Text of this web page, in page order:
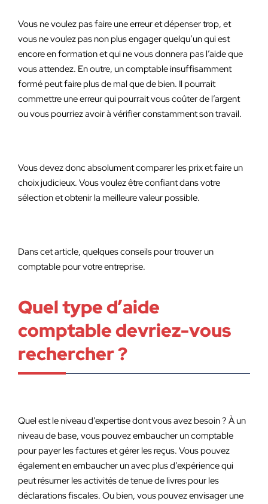
Vous ne voulez pas faire une erreur et dépenser trop, et
vous ne voulez pas non plus engager quelqu’un qui est
encore en formation et qui ne vous donnera pas l’aide que
vous attendez. En outre, un comptable insuffisamment
formé peut faire plus de mal que de bien. Il pourrait
commettre une erreur qui pourrait vous coûter de l’argent
ou vous pourriez avoir à vérifier constamment son travail.
Vous devez donc absolument comparer les prix et faire un
choix judicieux. Vous voulez être confiant dans votre
sélection et obtenir la meilleure valeur possible.
Dans cet article, quelques conseils pour trouver un
comptable pour votre entreprise.
Quel type d’aide
comptable devriez-vous
rechercher ?
Quel est le niveau d’expertise dont vous avez besoin ? À un
niveau de base, vous pouvez embaucher un comptable
pour payer les factures et gérer les reçus. Vous pouvez
également en embaucher un avec plus d’expérience qui
peut résumer les activités de tenue de livres pour les
déclarations fiscales. Ou bien, vous pouvez envisager une